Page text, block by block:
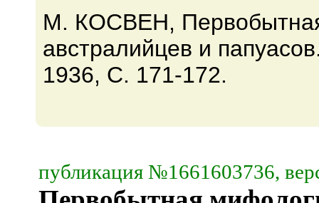
М. КОСВЕН,
австралийцев и
1936, C. 171-172.
публикация №1661603736,